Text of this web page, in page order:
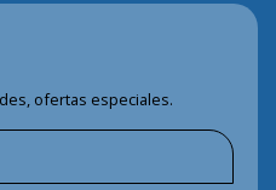
ofertas especiales.